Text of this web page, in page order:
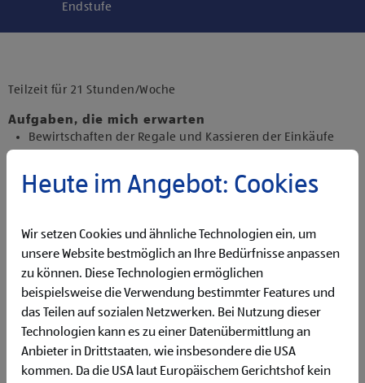
Endstufe
Drittanbietern zu, um diesen Inhalt
Teilzeit für 21 Stunden/Woche
Aufgaben, die mich erwarten
Bewirtschaften der Regale und Kassieren der Einkäufe
Präsentieren von Obst und Gemüse sowie Durchführen
von Qualitätskontrollen
Reinigen der Filiale
Betreuen der Pfandrückgabeautomaten
Qualifikationen, die ich mitbringe
abgeschlossene Ausbildung und Berufserfahrung von
Vorteil
Deutschgrundkenntnisse für die Kommunikation mit
unseren Kund:innen
Flexibilität für Früh- und Spätdienste (Montag bis
Heute im Angebot: Cookies
Wir setzen Cookies und ähnliche Technologien ein, um
unsere Website bestmöglich an Ihre Bedürfnisse anpassen
zu können. Diese Technologien ermöglichen
beispielsweise die Verwendung bestimmter Features und
das Teilen auf sozialen Netzwerken. Bei Nutzung dieser
Technologien kann es zu einer Datenübermittlung an
Anbieter in Drittstaaten, wie insbesondere die USA
kommen. Da die USA laut Europäischem Gerichtshof kein